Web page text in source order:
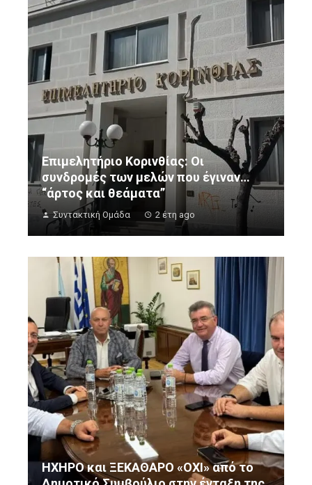
Επιμελητήριο Κορινθίας: Οι
συνδρομές των μελών που έγιναν…
“άρτος και θεάματα”
Συντακτική Ομάδα 2 έτη ago
ΗΧΗΡΟ και ΞΕΚΑΘΑΡΟ «ΟΧΙ» από το